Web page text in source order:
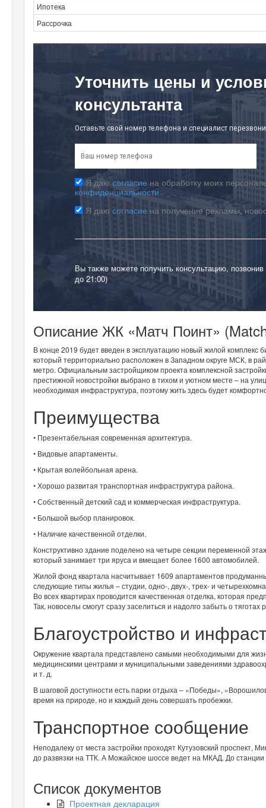
Ипотека
Рассрочка
Уточнить цены и
консультанта
Оставьте свой номер телефона и специалист
Я даюсогласиена обработку моих
конфиденциальности
Я даю согласие на получение рекламы,
Вы также можете получить консультацию,
до 21:00)
Описание ЖК «Матч Поинт»
В конце 2019 будет введен в эксплуатацию новый жилой комплекс
который территориально расположен в Западном округе МСК, в
метро. Официальным застройщиком проекта комплексной
престижной новостройки выбрано в тихом и уютном месте – на
необходимая инфраструктура, поэтому жить здесь будет
Преимущества
• Презентабельная современная архитектура.
• Видовые апартаменты.
• Крытая волейбольная арена.
• Хорошо развитая транспортная инфраструктура района.
• Собственный детский сад и коммерческая инфраструктура.
• Большой выбор планировок.
• Наличие качественной отделки.
Конструктивно здание поделено на четыре секции переменной
который занимает три яруса и вмещает более 1600 автомобилей.
Жилой фонд квартала насчитывает 1609 апартаментов
следующие типы жилья – студии, одно-, двух-, трех- и
Во всех квартирах проводится качественная отделка, которая
Так, новоселы смогут сразу заселиться и надолго забыть о тяготах
Благоустройство и
Окружение квартала представлено самыми необходимыми для
медицинскими центрами и муниципальными заведениями
и т. д.
В шаговой доступности есть парки отдыха – «Победы»,
время на природе, но и каждый день совершать пробежки.
Транспортное сообщение
Неподалеку от места застройки проходят Кутузовский
до развязки на ТТК. А Можайское шоссе ведет на МКАД. До
Список документов
Проектная декларация